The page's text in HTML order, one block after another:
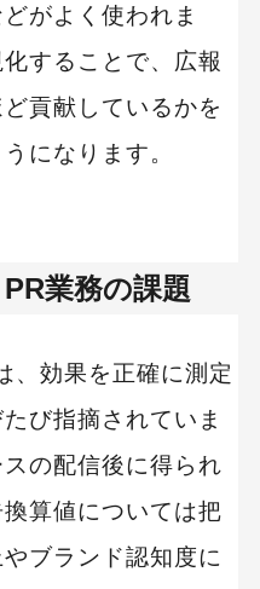
料金体系を確認する
確認する
度を確認する
ル10選
ド
がよく使われま
することで、広報
貢献しているかを
になります。
業務の課題
、効果を正確に測定
び指摘されていま
の配信後に得られ
算値については把
ブランド認知度に